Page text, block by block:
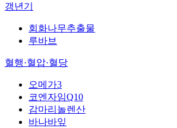
갱년기
회화나무추출물
루바브
혈행·혈압·혈당
오메가3
코엔자임Q10
감마리놀렌산
바나바잎